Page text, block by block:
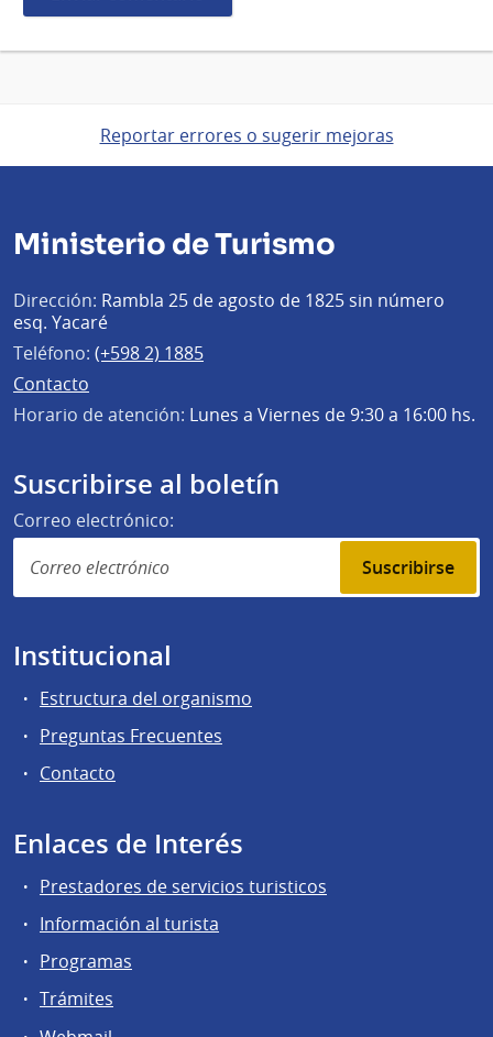
Reportar errores o sugerir mejoras
Ministerio de Turismo
Dirección: Rambla 25 de agosto de 1825 sin número
esq. Yacaré
Teléfono: (+598 2) 1885
Contacto
Horario de atención: Lunes a Viernes de 9:30 a 16:00 hs.
Suscribirse al boletín
Correo electrónico:
Suscribirse
Institucional
Estructura del organismo
Preguntas Frecuentes
Contacto
Enlaces de Interés
Prestadores de servicios turisticos
Información al turista
Programas
Trámites